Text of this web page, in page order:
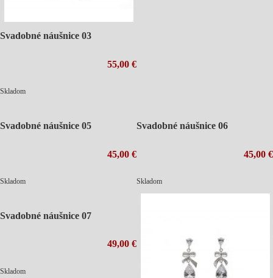
Svadobné náušnice 03
55,00 €
Skladom
Svadobné náušnice 05
45,00 €
Skladom
Svadobné náušnice 06
45,00 €
Skladom
Svadobné náušnice 07
49,00 €
Skladom